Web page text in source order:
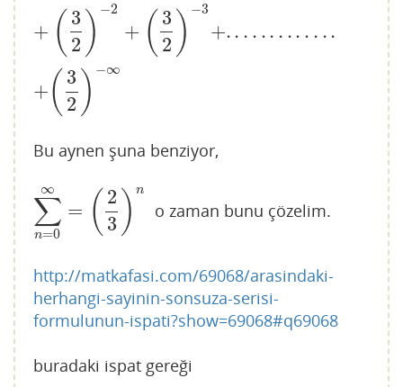
+ ( 3
2 ) −2
+ ( 3
2 ) −3
+.. . . .. . .. . . ..
+( 3
2 ) −∞
Bu aynen şuna benziyor,
∑
n=0
∞
= ( 2
3 ) n
∑n = 0∞ ( 3) n o zaman bunu çözelim.
http://matkafasi.com/69068/arasindaki-
herhangi-sayinin-sonsuza-serisi-
formulunun-ispati?show=69068#q69068
buradaki ispat gereği